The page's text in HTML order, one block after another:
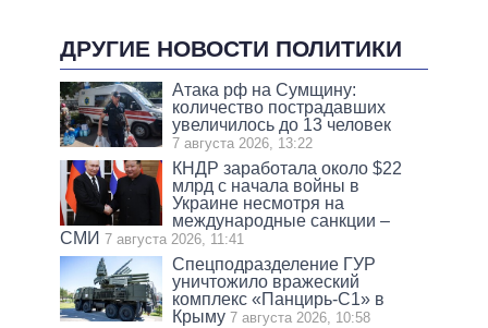
ДРУГИЕ НОВОСТИ ПОЛИТИКИ
Атака рф на Сумщину:
количество пострадавших
увеличилось до 13 человек
7 августа 2026, 13:22
КНДР заработала около $22
млрд с начала войны в
Украине несмотря на
международные санкции –
СМИ 7 августа 2026, 11:41
Спецподразделение ГУР
уничтожило вражеский
комплекс «Панцирь-С1» в
Крыму 7 августа 2026, 10:58